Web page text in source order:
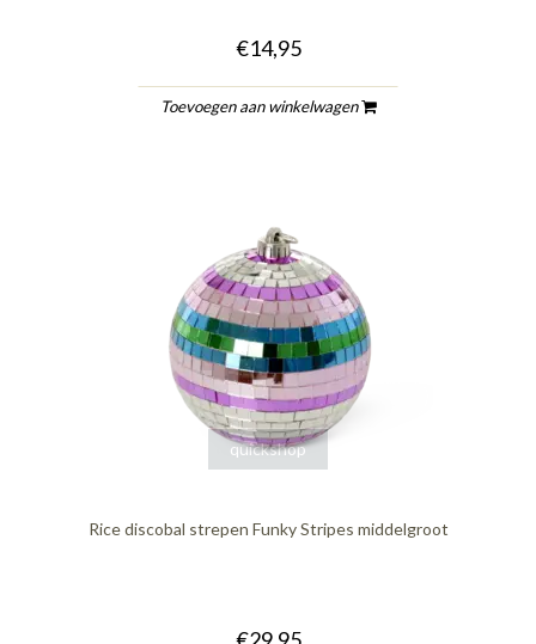
€14,95
Toevoegen aan winkelwagen
quickshop
Rice discobal strepen Funky Stripes middelgroot